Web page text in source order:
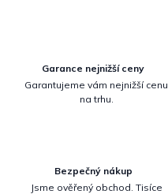
Garance nejnižší ceny
Garantujeme vám nejnižší cenu
na trhu.
Bezpečný nákup
Jsme ověřený obchod. Tisíce